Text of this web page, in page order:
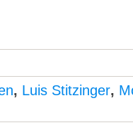
, Luis Stitzinger,